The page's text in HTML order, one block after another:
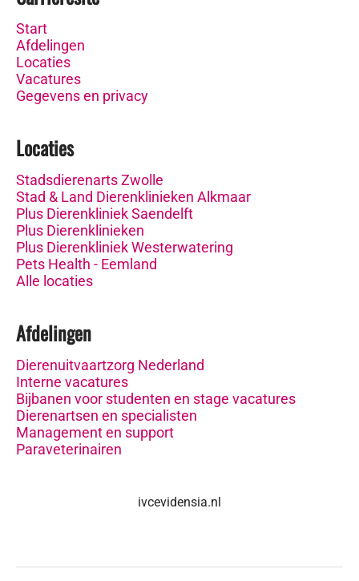
Start
Afdelingen
Locaties
Vacatures
Gegevens en privacy
Locaties
Stadsdierenarts Zwolle
Stad & Land Dierenklinieken Alkmaar
Plus Dierenkliniek Saendelft
Plus Dierenklinieken
Plus Dierenkliniek Westerwatering
Pets Health - Eemland
Alle locaties
Afdelingen
Dierenuitvaartzorg Nederland
Interne vacatures
Bijbanen voor studenten en stage vacatures
Dierenartsen en specialisten
Management en support
Paraveterinairen
ivcevidensia.nl